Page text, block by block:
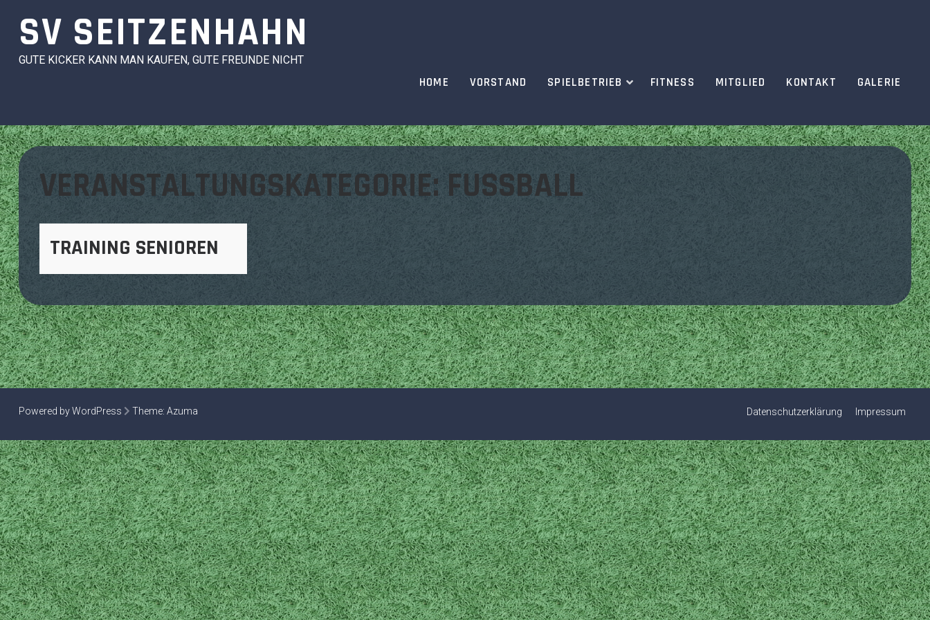
contentSV SEITZENHAHN
GUTE KICKER KANN MAN KAUFEN, GUTE FREUNDE NICHT
HOME VORSTAND SPIELBETRIEB FITNESS MITGLIED KONTAKT GALERIE
VERANSTALTUNGSKATEGORIE:FUSSBALL
TRAINING SENIOREN
Powered by WordPress Theme: Azuma Datenschutzerklärung Impressum